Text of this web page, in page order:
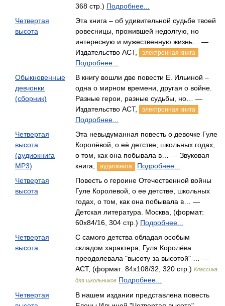
368 стр.) Подробнее...
Четвертая
высота
Эта книга – об удивительной судьбе твоей
ровесницы, прожившей недолгую, но
интересную и мужественную жизнь… —
Издательство АСТ,
электронная книга
Подробнее...
Обыкновенные
девчонки
(сборник)
В книгу вошли две повести Е. Ильиной –
одна о мирном времени, другая о войне.
Разные герои, разные судьбы, но… —
Издательство АСТ,
электронная книга
Подробнее...
Четвертая
высота
(аудиокнига
MP3)
Эта невыдуманная повесть о девочке Гуле
Королёвой, о её детстве, школьных годах,
о том, как она побывала в… — Звуковая
книга,
аудиокнига
Подробнее...
Четвертая
высота
Повесть о героине Отечественной войны
Гуле Королевой, о ее детстве, школьных
годах, о том, как она побывала в… —
Детская литература. Москва, (формат:
60x84/16, 304 стр.) Подробнее...
Четвертая
высота
С самого детства обладая особым
складом характера, Гуля Королёва
преодолевала "высоту за высотой" … —
АСТ, (формат: 84x108/32, 320 стр.) Классика
для школьников Подробнее...
Четвертая
В нашем издании представлена повесть